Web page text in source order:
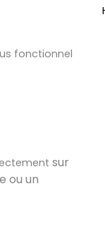
fonctionnel
sur
ouun